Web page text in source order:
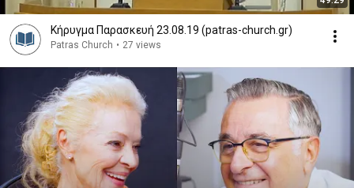
Κήρυγμα Παρασκευή 23.08.19 (patras-church.gr)
Patras Church • 27 views